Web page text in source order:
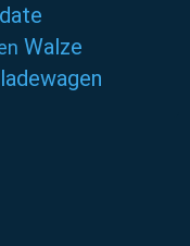
Walze